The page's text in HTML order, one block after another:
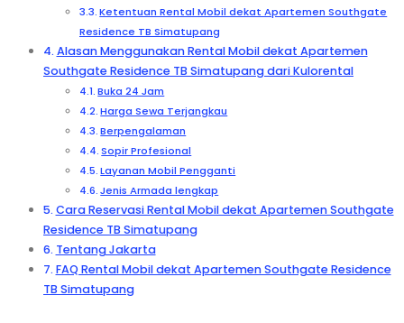
Ketentuan Rental Mobil dekat Apartemen Southgate
Residence TB Simatupang
Alasan Menggunakan Rental Mobil dekat Apartemen
Southgate Residence TB Simatupang dari Kulorental
Buka 24 Jam
Harga Sewa Terjangkau
Berpengalaman
Sopir Profesional
Layanan Mobil Pengganti
Jenis Armada lengkap
Cara Reservasi Rental Mobil dekat Apartemen Southgate
Residence TB Simatupang
Tentang Jakarta
FAQ Rental Mobil dekat Apartemen Southgate Residence
TB Simatupang